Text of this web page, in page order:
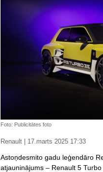
Foto: Publicitātes foto
Renault | 17.marts 2025 17:33
Astoņdesmito gadu leģendāro
atjauninājums – Renault 5